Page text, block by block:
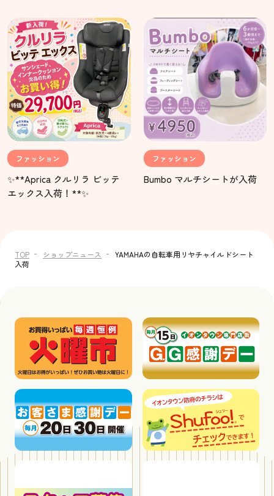
ファッション
✨**Aprica クルリラ ビッテ
エックス入荷！**✨
ファッション
Bumbo マルチシートが入荷
TOP ショップニュース
YAMAHAの自転車用リヤチャイルドシート
入荷